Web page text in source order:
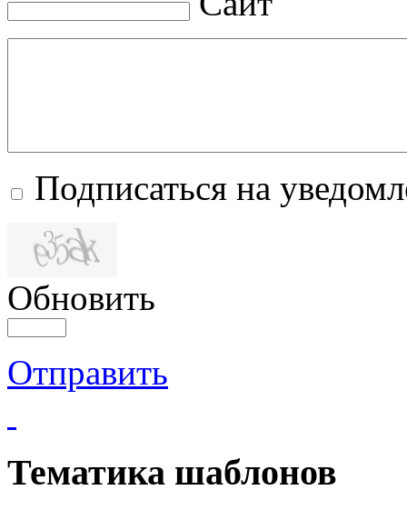
Подписаться на
Обновить
Отправить
Тематика шаблонов